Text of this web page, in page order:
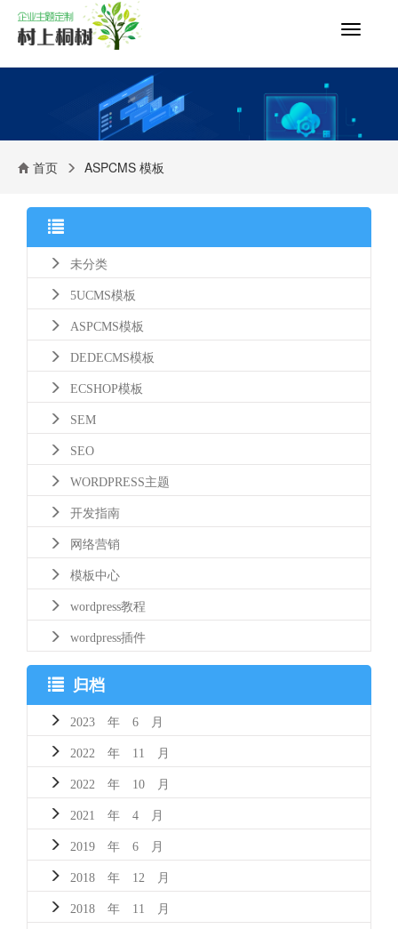
切
导
首页 ASPCMS 模板
未分类
5UCMS模板
ASPCMS模板
DEDECMS模板
ECSHOP模板
SEM
SEO
WORDPRESS主题
开发指南
网络营销
模板中心
wordpress教程
wordpress插件
归档
2023 年 6 月
2022 年 11 月
2022 年 10 月
2021 年 4 月
2019 年 6 月
2018 年 12 月
2018 年 11 月